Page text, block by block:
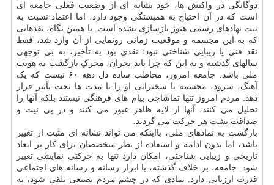
دوگانگی در واکنش ها، خود نشانه ای از وضعیت فعلی جامعه ای
است که در آن احتیاج به همبستگی وجود دارد، اما اعتماد نسبت به
نیت نهادهای رسمی هنوز بازسازی نشده است. با همین نگاه، نقدهایی
که به این مجسمه و موقعیت زمانی رونمایی از آن وارد شد، فقط
نقد فنی یا زیبایی شناختی نبود؛ نقدی بود به تأخیر، به بی توجهی
سالهای گذشته و به این که چرا باید بحران، محرکِ بازگشت به هویت
ملی باشد. جامعه امروز، مخاطب ساده دل دهه ۶۰ نیست که یک
آهنگ، سرود، مجسمه یا سخنرانی او را تا مدت ها تحت تأثیر قرار
دهد. مردم امروز تنها تماشاچی پیام های فرهنگی نیستند بلکه آنها را
تحلیل می کنند، آنها از لایه ظاهر عبور می کنند و در پی نیت و
صداقت پشت هر حرکت می گردند.
بازگشت به نمادهای ملی، بااینکه می تواند نشانه ای مثبت از تغییر
باشد، اما بدون ادامه و استفاده از نظر متخصصان برای کار بر ابعاد
تاریخی و زیبایی شناحتی، امکان دارد تنها به حرکتی نمایشی تعبیر
شود. جامعه، بر خلاف گذشته، با ابزار رسانه و رسانه های اجتماعی
قدرت ارزیابی دارد. نمادی که در چشم مردم تصنعی تلقی شود، به